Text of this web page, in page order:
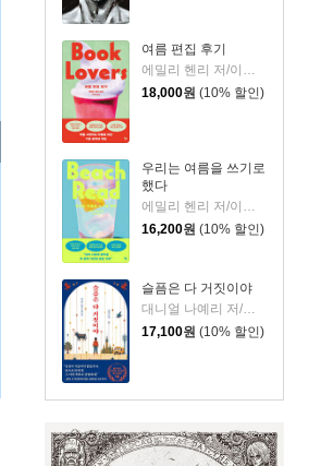
여름 편집 후기
18,000원 (10% 할인)
우리는 여름을 쓰기로
했다
에밀리 헨리 저/이미정 역
16,200원 (10% 할인)
슬픔은 다 거짓이야
17,100원 (10% 할인)